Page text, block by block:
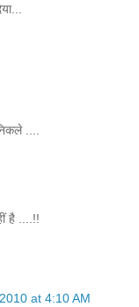
....
है ....!!
at 4:10 AM